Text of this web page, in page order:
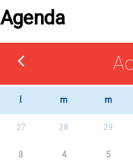
Agenda
m m
27 28 29
3 4 5